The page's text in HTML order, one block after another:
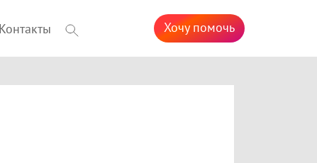
Контакты Хочу помочь